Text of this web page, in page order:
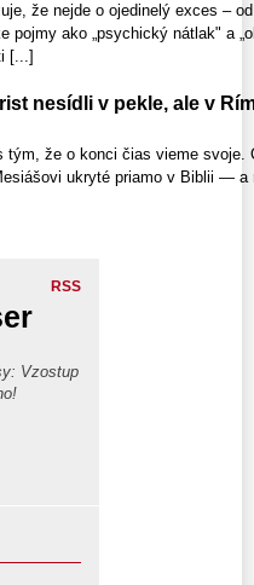
že nejde o ojedinelý exces –
pojmy ako „psychický nátlak" a
[...]
nesídli v pekle, ale v
tým, že o konci čias vieme svoje.
ukryté priamo v Biblii — a
RSS
Vzostup